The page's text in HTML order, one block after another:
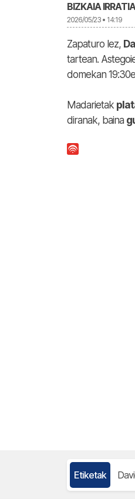
BIZKAIA IRRATIA
2026/05/23 • 14:19
Zapaturo lez,
tartean.
domekan
Madarietak
diranak, baina
Etiketak